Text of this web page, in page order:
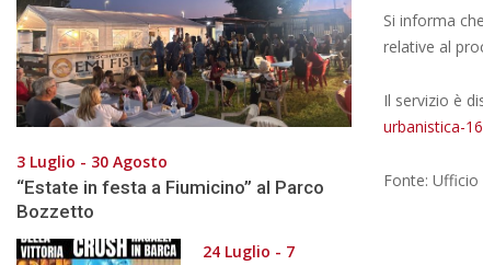
Si informa
relative al
Il servizio è
urbanistica-
Fonte:
3 Luglio - 30 Agosto
“Estate in festa a Fiumicino” al Parco
Bozzetto
24 Luglio - 7